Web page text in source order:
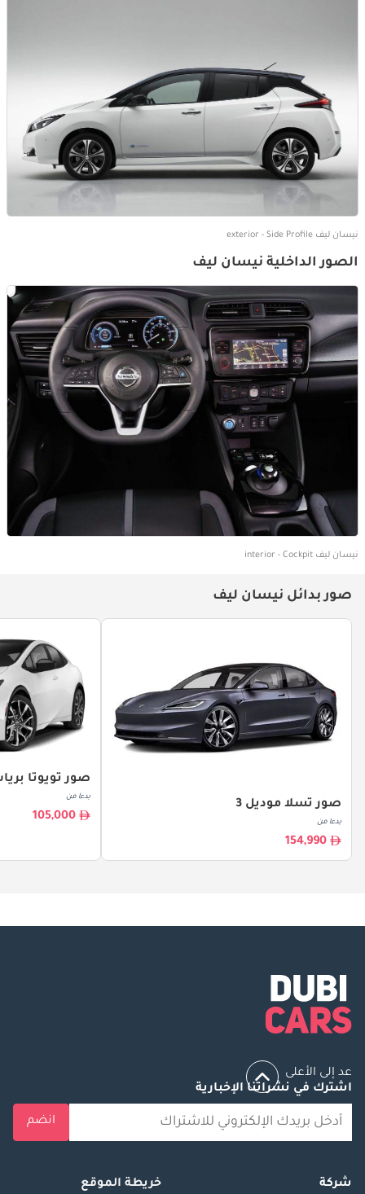
نيسان ليف exterior - Side Profile
الصور الداخلية نيسان ليف
نيسان ليف interior - Cockpit
صور بدائل نيسان ليف
صور تسلا موديل 3
بدءا من
154,990
صور تويوتا
بدءا من
105,000
عد إلى الأعلى
اشترك في نشراتنا الإخبارية
انضم
شركة
خريطة الموقع